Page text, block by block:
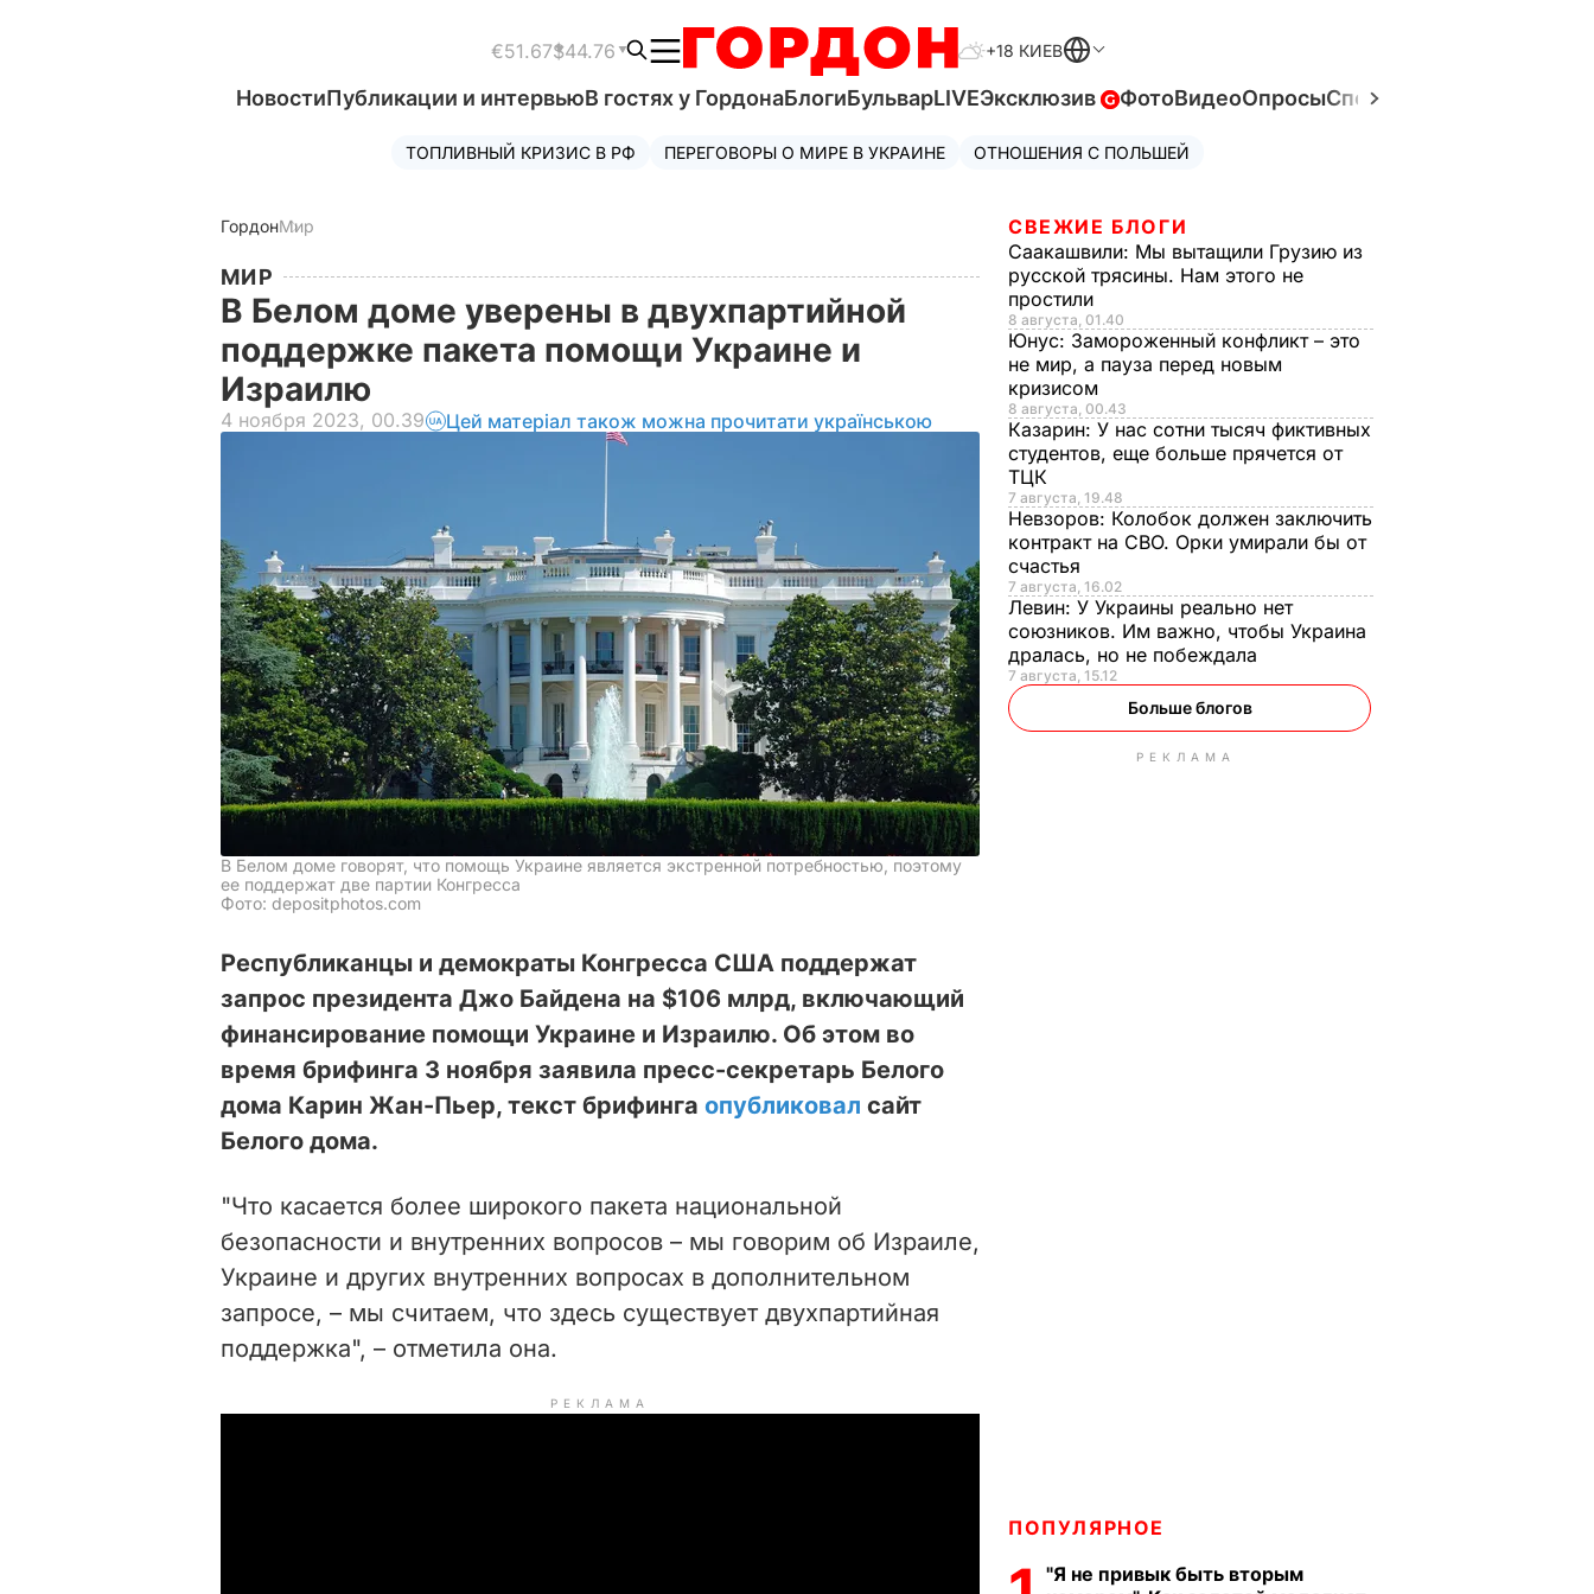
€51.67$44.76 +18 КИЕВ
НовостиПубликации и интервьюВ гостях у ГордонаБлогиБульварLIVEЭксклюзив ФотоВидеоОпросыСпецпроекты
ТОПЛИВНЫЙ КРИЗИС В РФ ПЕРЕГОВОРЫ О МИРЕ В УКРАИНЕ ОТНОШЕНИЯ С ПОЛЬШЕЙ
ГордонМир
МИР
В Белом доме уверены в двухпартийной
поддержке пакета помощи Украине и
Израилю
4 ноября 2023, 00.39 Цей матеріал також можна прочитати українською
В Белом доме говорят, что помощь Украине является экстренной потребностью, поэтому
ее поддержат две партии Конгресса
Фото: depositphotos.com
Республиканцы и демократы Конгресса США поддержат
запрос президента Джо Байдена на $106 млрд, включающий
финансирование помощи Украине и Израилю. Об этом во
время брифинга 3 ноября заявила пресс-секретарь Белого
дома Карин Жан-Пьер, текст брифинга опубликовал сайт
Белого дома.
"Что касается более широкого пакета национальной
безопасности и внутренних вопросов – мы говорим об Израиле,
Украине и других внутренних вопросах в дополнительном
запросе, – мы считаем, что здесь существует двухпартийная
поддержка", – отметила она.
РЕКЛАМА
СВЕЖИЕ БЛОГИ
Саакашвили: Мы вытащили Грузию из
русской трясины. Нам этого не
простили
8 августа, 01.40
Юнус: Замороженный конфликт – это
не мир, а пауза перед новым
кризисом
8 августа, 00.43
Казарин: У нас сотни тысяч фиктивных
студентов, еще больше прячется от
ТЦК
7 августа, 19.48
Невзоров: Колобок должен заключить
контракт на СВО. Орки умирали бы от
счастья
7 августа, 16.02
Левин: У Украины реально нет
союзников. Им важно, чтобы Украина
дралась, но не побеждала
7 августа, 15.12
Больше блогов
РЕКЛАМА
ПОПУЛЯРНОЕ
"Я не привык быть вторым